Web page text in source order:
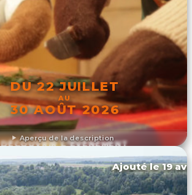
Aperçu de la description
DU 22 JUILLET
AU
30 AOÛT 2026
DÉCOUVRIR L'ÉVÉNEMENT
Ajouté le 19